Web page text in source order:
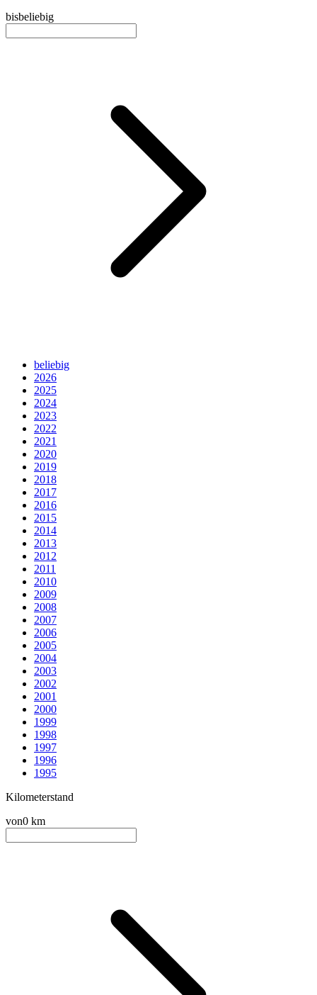
bisbeliebig
beliebig
2026
2025
2024
2023
2022
2021
2020
2019
2018
2017
2016
2015
2014
2013
2012
2011
2010
2009
2008
2007
2006
2005
2004
2003
2002
2001
2000
1999
1998
1997
1996
1995
Kilometerstand
von0 km